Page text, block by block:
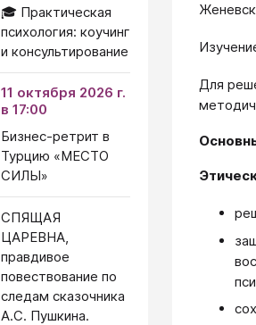
Для
🎓 Практическая
психология: коучинг
и консультирование
11 октября 2026 г.
в 17:00
Бизнес-ретрит в
Турцию «МЕСТО
СИЛЫ»
СПЯЩАЯ
ЦАРЕВНА,
правдивое
повествование по
следам сказочника
А.С. Пушкина.